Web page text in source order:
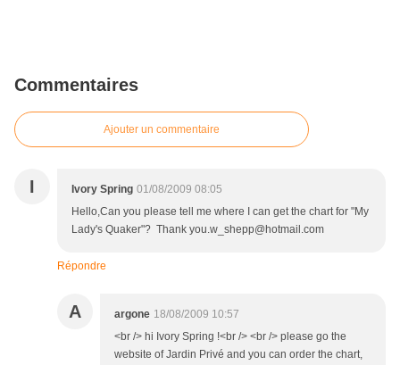
Commentaires
Ajouter un commentaire
I Ivory Spring 01/08/2009 08:05
Hello,Can you please tell me where I can get the chart for "My
Lady's Quaker"? Thank you.w_shepp@hotmail.com
Répondre
A argone 18/08/2009 10:57
<br /> hi Ivory Spring !<br /> <br /> please go the
website of Jardin Privé and you can order the chart,